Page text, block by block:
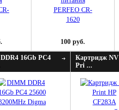
100 руб.
16Gb PC4
Картридж NV
Pri ...